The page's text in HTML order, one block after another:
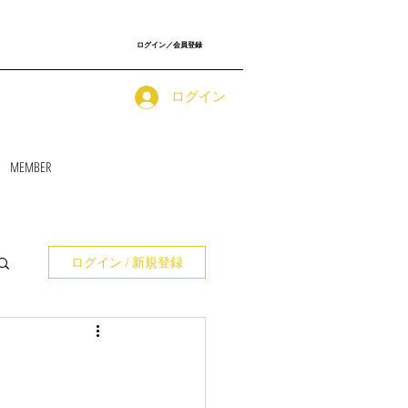
ログイン／会員登録
ログイン
MEMBER
ログイン / 新規登録